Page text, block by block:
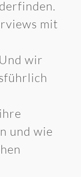
mit
wir
und wie